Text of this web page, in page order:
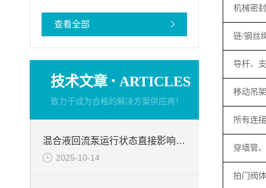
查看全部
技术文章 · ARTICLES
致力于成为合格的解决方案供应商！
混合液回流泵运行状态直接影响整个工艺流程的稳定性与效率
2025-10-14
机械密封
链/钢丝
导杆、
移动吊
所有连
穿墙管
拍门阀体